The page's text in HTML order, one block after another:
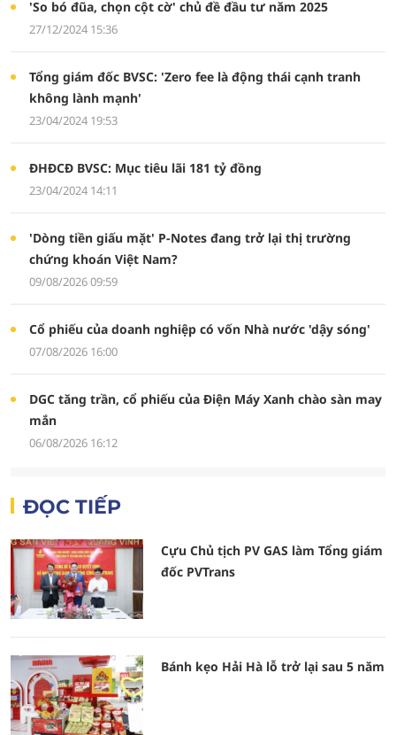
'So bó đũa, chọn cột cờ' chủ đề đầu tư năm 2025
27/12/2024 15:36
Tổng giám đốc BVSC: 'Zero fee là động thái cạnh tranh
không lành mạnh'
23/04/2024 19:53
ĐHĐCĐ BVSC: Mục tiêu lãi 181 tỷ đồng
23/04/2024 14:11
'Dòng tiền giấu mặt' P-Notes đang trở lại thị trường
chứng khoán Việt Nam?
09/08/2026 09:59
Cổ phiếu của doanh nghiệp có vốn Nhà nước 'dậy sóng'
07/08/2026 16:00
DGC tăng trần, cổ phiếu của Điện Máy Xanh chào sàn may
mắn
06/08/2026 16:12
ĐỌC TIẾP
Cựu Chủ tịch PV GAS làm Tổng giám
đốc PVTrans
Bánh kẹo Hải Hà lỗ trở lại sau 5 năm